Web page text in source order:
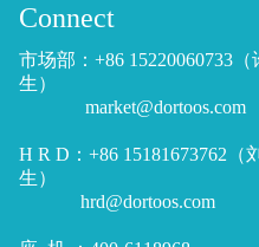
Connect
市场部：+86 15220060733（
生）
market@dortoos.com
H R D：+86 15181673762（
生）
hrd@dortoos.com